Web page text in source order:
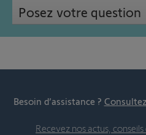
Posez votre question
Besoin d’assistance ?
Recevez nos actus,